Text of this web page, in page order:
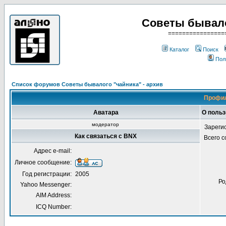
Советы
Каталог
Поиск
Список форумов Советы бывалого "чайника" - архив
Аватара О
модератор
Всего
Как связаться с BNX
Адрес e-mail:
Личное сообщение:
Год регистрации: 2005
Yahoo Messenger:
AIM Address:
ICQ Number: